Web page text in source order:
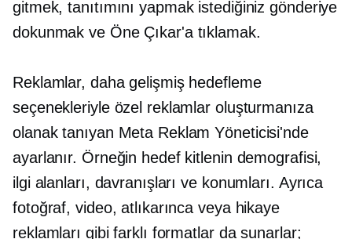
gitmek, tanıtımını yapmak istediğiniz gönderiye
dokunmak ve Öne Çıkar'a tıklamak.
Reklamlar, daha gelişmiş hedefleme
seçenekleriyle özel reklamlar oluşturmanıza
olanak tanıyan Meta Reklam Yöneticisi'nde
ayarlanır. Örneğin hedef kitlenin demografisi,
ilgi alanları, davranışları ve konumları. Ayrıca
fotoğraf, video, atlıkarınca veya hikaye
reklamları gibi farklı formatlar da sunarlar;